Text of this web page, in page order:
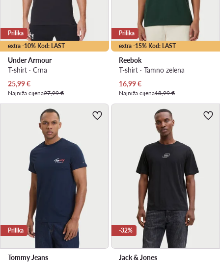
extra -10% Kod: LAST
Prilika
Under Armour
T-shirt · Crna
Trenutna cijena
25,99€
Najniža cijena27,99 €
extra -15% Kod: LAST
Prilika
Reebok
T-shirt · Tamno zelena
Trenutna cijena
16,99€
Najniža cijena18,99 €
Prilika
Tommy Jeans
-32%
Jack & Jones